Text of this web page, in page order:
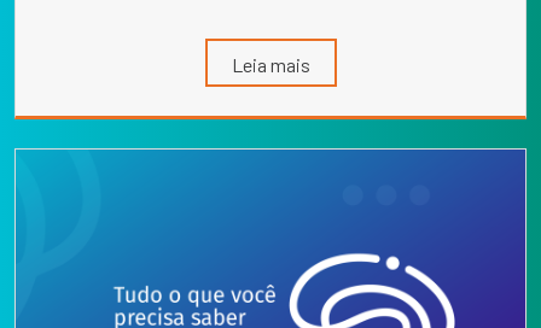
Leia mais